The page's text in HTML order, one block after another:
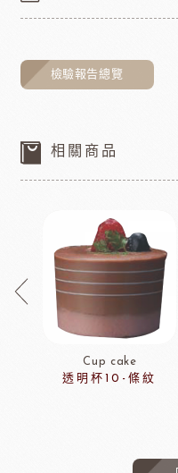
檢驗報告總覽
相關商品
Cup cake
透明杯10-條紋